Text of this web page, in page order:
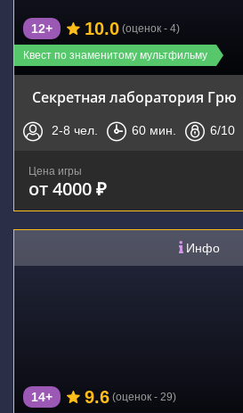
Квест по знаменитому мультфильму
12+ 10.0 (оценок - 4)
Секретная лаборатория Грю
2-8 чел. 60 мин. 6/10
Цена игры
от 4000 ₽
Инфо
14+ 9.6 (оценок - 29)